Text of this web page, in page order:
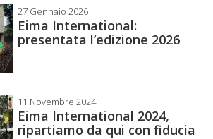
27 Gennaio 2026
Eima International:
presentata l’edizione 2026
11 Novembre 2024
Eima International 2024,
ripartiamo da qui con fiducia